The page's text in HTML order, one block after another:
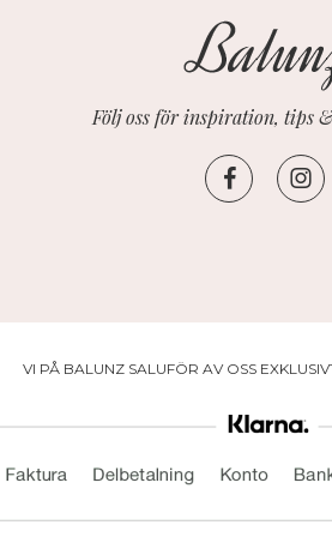
Följ oss för inspiration, tips
VI PÅ BALUNZ SALUFÖR AV OSS